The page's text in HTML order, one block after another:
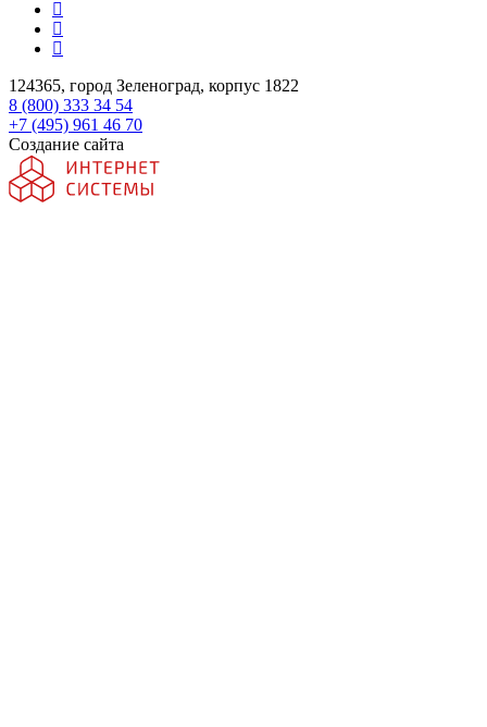
124365, город Зеленоград, корпус 1822
8 (800) 333 34 54
+7 (495) 961 46 70
Создание сайта